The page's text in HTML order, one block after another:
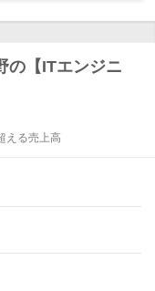
の【ITエンジニ
える売上高